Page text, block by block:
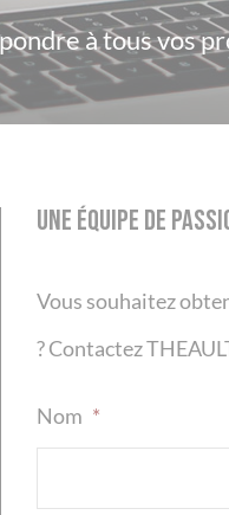
à tous vos
Une équipe de
Vous souhaitez
? Contactez
Nom *